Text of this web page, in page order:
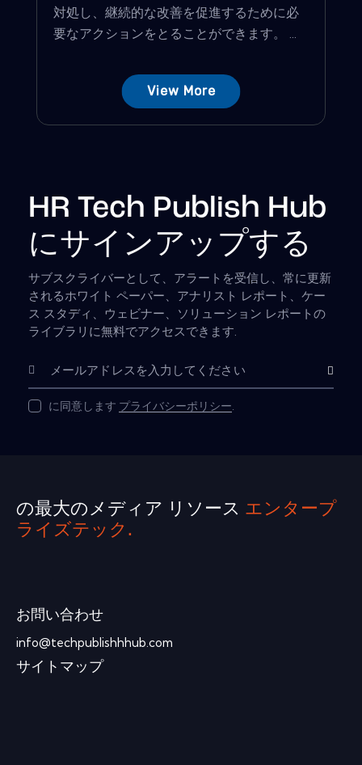
対処し、継続的な改善を促進するために必
要なアクションをとることができます。 ...
View More
HR Tech Publish Hub
にサインアップする
サブスクライバーとして、アラートを受信し、常に更新
されるホワイト ペーパー、アナリスト レポート、ケー
ス スタディ、ウェビナー、ソリューション レポートの
ライブラリに無料でアクセスできます.
購読
に同意します プライバシーポリシー.
の最大のメディア リソース エンタープ
ライズテック.
お問い合わせ
info@techpublishhhub.com
サイトマップ